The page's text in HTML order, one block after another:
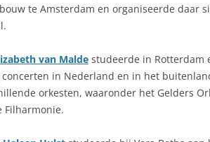
te Amsterdam en organiseerde daar
van Malde studeerde in Rotterdam
in Nederland en in het
orkesten, waaronder het Gelders
Filharmonie.